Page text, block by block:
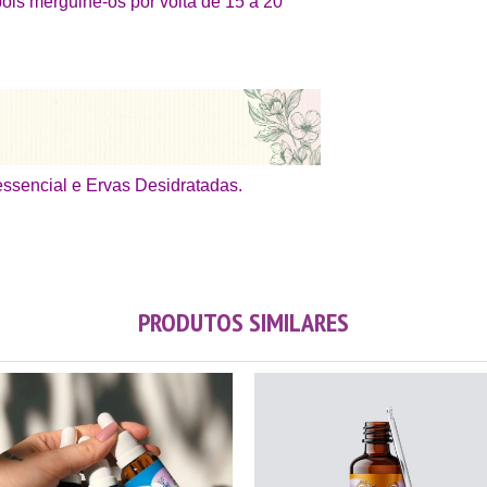
e Ervas Desidratadas.
PRODUTOS SIMILARES